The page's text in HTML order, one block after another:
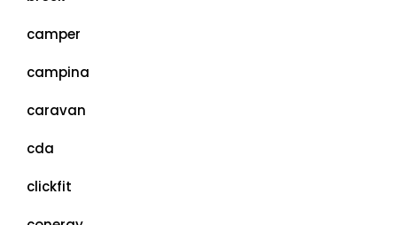
camper
campina
caravan
cda
clickfit